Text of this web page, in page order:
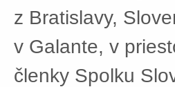
z Bratislavy,
v Galante, v
členky Spolku